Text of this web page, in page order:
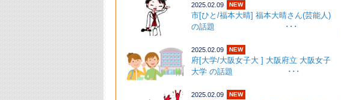
2025.02.09 NEW
市[ひと/福本大晴] 福本大晴さん(芸能人)
の話題 ･･･
2025.02.09 NEW
府[大学/大阪女子大 ] 大阪府立 大阪女子
大学 の話題 ･･･
2025.02.09 NEW